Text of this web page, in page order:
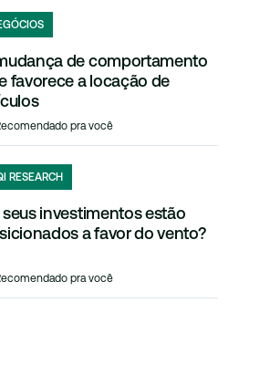
de comportamento
favorece a locação de
pra você
RESEARCH
seus investimentos estão
a favor do vento?
pra você